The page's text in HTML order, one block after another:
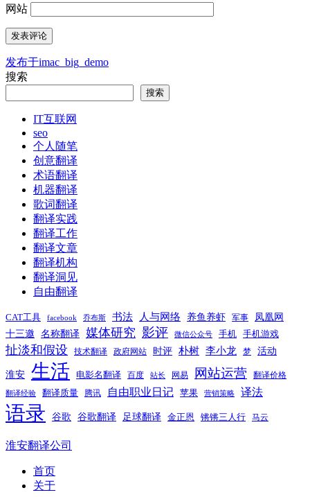
网站
文
章
发布于imac_big_demo
搜索
搜索
IT互联网
seo
个人随笔
创意翻译
术语翻译
机器翻译
歌词翻译
翻译实践
翻译工作
翻译文章
翻译机构
翻译洞见
自由翻译
CAT工具 facebook 乔布斯 书法 人与网络 养鱼养虾 军事
凤凰网
十三邀
名称翻译 媒体研究 影评 微信公众号 手机 手机游戏
扯淡和假设 技术翻译 政府网站 时评 朴树 李小龙 梦 活动
淮安 生活 电影名翻译 百度 站长 网易 网站运营 翻译价格
翻译经验 翻译质量 腾讯 自由职业日记 苹果 营销策略 译法
语录 谷歌 谷歌翻译 足球翻译 金正恩 锵锵三人行 马云
淮安翻译公司
首页
关于